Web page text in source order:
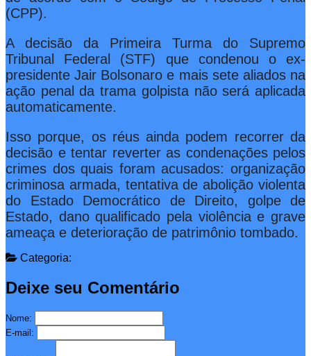
(CPP).
A decisão da Primeira Turma do Supremo
Tribunal Federal (STF) que condenou o ex-
presidente Jair Bolsonaro e mais sete aliados na
ação penal da trama golpista não será aplicada
automaticamente.
Isso porque, os réus ainda podem recorrer da
decisão e tentar reverter as condenações pelos
crimes dos quais foram acusados: organização
criminosa armada, tentativa de abolição violenta
do Estado Democrático de Direito, golpe de
Estado, dano qualificado pela violência e grave
ameaça e deterioração de patrimônio tombado.
Categoria:
Deixe seu Comentário
Nome:
E-mail: